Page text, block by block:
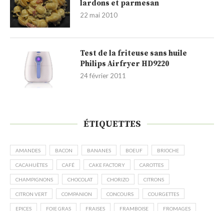
22 mai 2010
Test de la friteuse sans huile
Philips Airfryer HD9220
24 février 2011
ÉTIQUETTES
AMANDES BACON BANANES BOEUF BRIOCHE
CACAHUÈTES CAFÉ CAKE FACTORY CAROTTES
CHAMPIGNONS CHOCOLAT CHORIZO CITRONS
CITRON VERT COMPANION CONCOURS COURGETTES
EPICES FOIE GRAS FRAISES FRAMBOISE FROMAGES